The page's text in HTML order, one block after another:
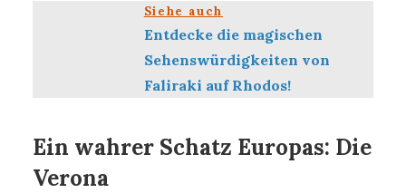
Siehe auch
Entdecke die magischen
Sehenswürdigkeiten von
Faliraki auf Rhodos!
Ein wahrer Schatz Europas: Die
Verona